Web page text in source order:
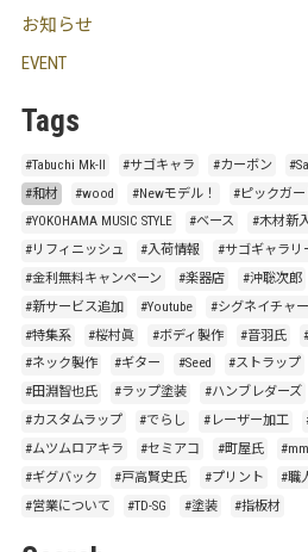
お知らせ
EVENT
Tags
#Tabuchi Mk-Ⅱ #サゴキャラ #カーボン
#和材
#wood #Newモデル！ #ピックガー
#YOKOHAMA MUSIC STYLE
#ベース #木材新
#リフィニッシュ
#入荷情報 #サゴギャラリ
#金利無料キャンペーン
#楽器店 #沖聡次郎
#新サービス追加
#Youtube #シグネイチャ
#特集系
#桜村眞 #ボディ製作 #音羽氏
#ネック製作
#ギター #Seed #ストラップ
#田淵智也氏
#ラップ塗装 #ハンブレダーズ
#カスタムラップ
#でらし #レーザー加工
#ムツムロアキラ
#セミアコ #町屋氏
#ギグバック
#戸高賢史氏 #プリント
#職
#営業について
#TD-SG #塗装 #指板材